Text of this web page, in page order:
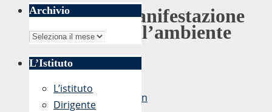
Manifestazione
sull’ambiente
admin
Archivio
Archivio
L’Istituto
L’istituto
Dirigente